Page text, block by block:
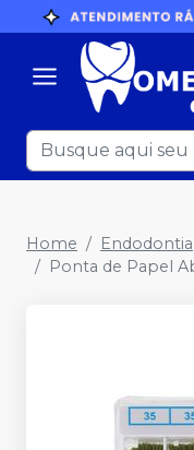
Home Endodontia
Ponta de Papel